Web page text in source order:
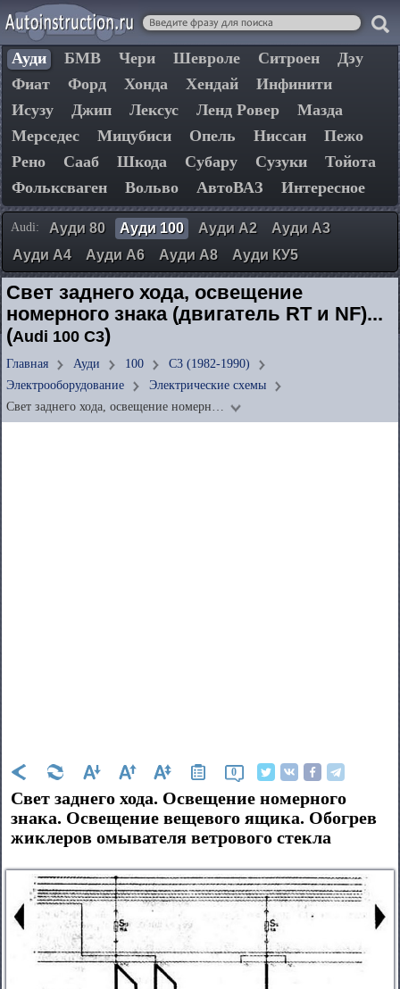
Ауди БМВ Чери Шевроле Ситроен
Дэу
Фиат
Форд Хонда Хендай
Инфинити
Исузу
Джип Лексус Ленд Ровер
Мазда
Мерседес
Мицубиси Опель Ниссан
Пежо
Рено
Сааб Шкода Субару Сузуки
Тойота
Фольксваген
Вольво АвтоВАЗ Интересное
Audi: Ауди 80 Ауди 100 Ауди А2
Ауди А3
Ауди А4
Ауди А6 Ауди А8 Ауди КУ5
Свет заднего хода, освещение
номерного знака (двигатель RT и NF)...
(Audi 100 C3)
Главная Ауди 100
C3 (1982-1990)
Электрооборудование
Электрические схемы
Свет заднего хода, освещение номерн…
0
Свет заднего хода. Освещение номерного
знака. Освещение вещевого ящика. Обогрев
жиклеров омывателя ветрового стекла